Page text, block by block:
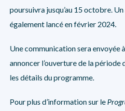
poursuivra jusqu’au 15 octobre.
également lancé en février 2024.
Une communication sera envoyée
annoncer l’ouverture de la
les détails du programme.
Pour plus d’information sur le